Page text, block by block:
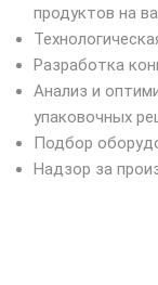
продуктов на
Разработка
Анализ и
упаковочных
Подбор
Надзор за